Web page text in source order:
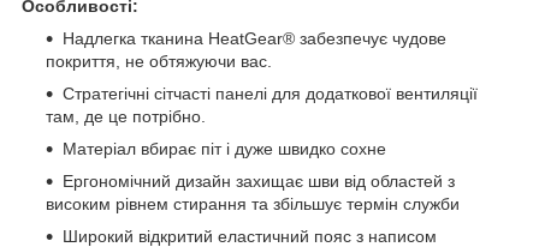
Особливості:
Надлегка тканина HeatGear® забезпечує чудове
покриття, не обтяжуючи вас.
Стратегічні сітчасті панелі для додаткової вентиляції
там, де це потрібно.
Матеріал вбирає піт і дуже швидко сохне
Ергономічний дизайн захищає шви від областей з
високим рівнем стирання та збільшує термін служби
Широкий відкритий еластичний пояс з написом